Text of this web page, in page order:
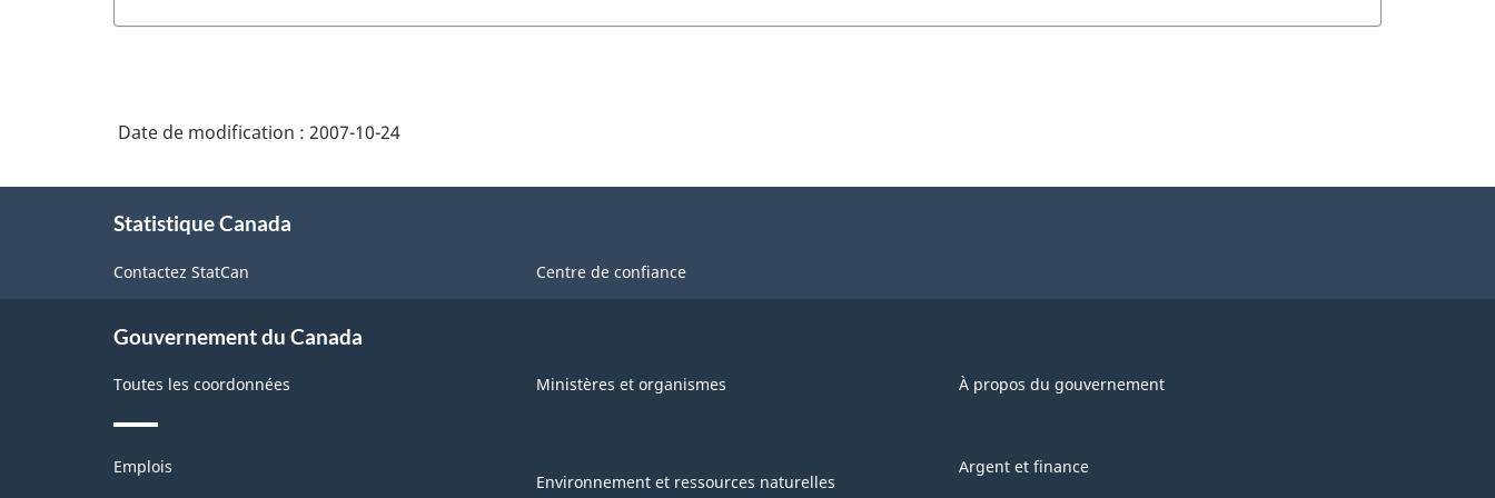
Date de modification : 2007-10-24
Statistique Canada
Contactez StatCan Centre de confiance
Gouvernement du Canada
Toutes les coordonnées Ministères et organismes À propos du gouvernement
Thèmes
Emplois
Environnement et ressources naturelles
Argent et finance